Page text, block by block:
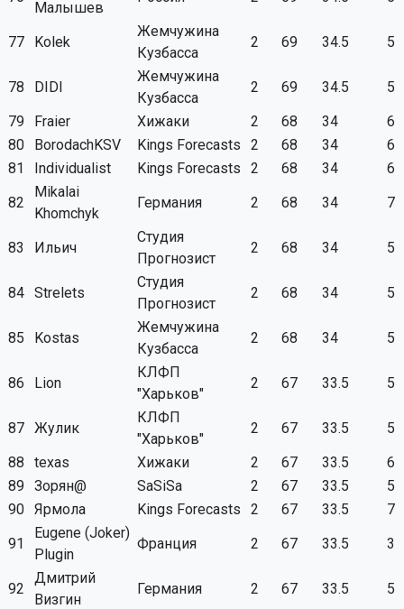
Малышев
77 Kolek
Жемчужина
Кузбасса
2 69 34.5 5
78 DIDI
Жемчужина
Кузбасса
2 69 34.5
5
79
Fraier Хижаки 2 68 34
6
80
BorodachKSV Kings Forecasts 2 68 34
6
81
Individualist Kings Forecasts 2 68 34
6
82
Mikalai
Khomchyk
Германия 2 68 34 7
83 Ильич
Студия
Прогнозист
2 68 34 5
84 Strelets
Студия
Прогнозист
2 68 34 5
85 Kostas
Жемчужина
Кузбасса
2 68 34 5
86 Lion
КЛФП
"Харьков"
2 67 33.5 5
87 Жулик
КЛФП
"Харьков"
2 67 33.5
5
88
texas Хижаки 2 67 33.5
6
89 Зорян@ SaSiSa 2 67 33.5
5
90 Ярмола Kings Forecasts 2 67 33.5
7
91
Eugene (Joker)
Plugin
Франция 2 67 33.5 3
92
Дмитрий
Визгин
Германия 2 67 33.5 5